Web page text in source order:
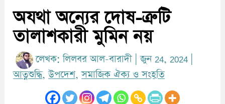
অযথা অন্যের দোষ-ত্রুটি
তালাশকারী মুমিন নয়
লেখক: লিলবর আল-বারাদী |জুন 24, 2024
আত্নশুদ্ধি,উপদেশ,সমাজিক ঐক্য ও সংহতি